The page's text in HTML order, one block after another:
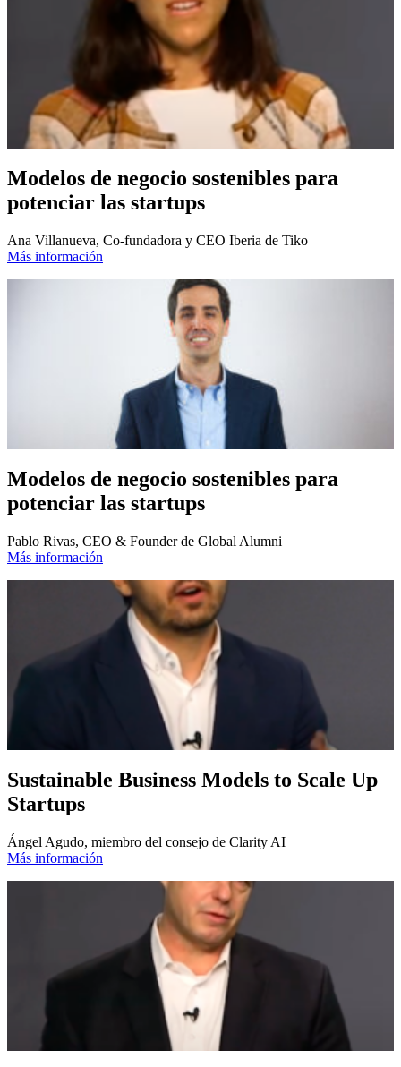
Modelos de negocio sostenibles para
potenciar las startups
Ana Villanueva, Co-fundadora y CEO Iberia de Tiko
Más información
Modelos de negocio sostenibles para
potenciar las startups
Pablo Rivas, CEO & Founder de Global Alumni
Más información
Sustainable Business Models to Scale Up
Startups
Ángel Agudo, miembro del consejo de Clarity AI
Más información